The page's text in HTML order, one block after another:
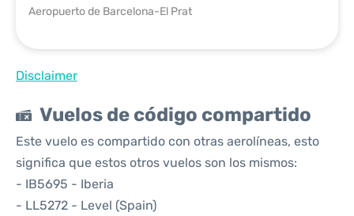
Aeropuerto de Barcelona-El Prat
Disclaimer
Vuelos de código compartido
Este vuelo es compartido con otras aerolíneas, esto
significa que estos otros vuelos son los mismos:
- IB5695 - Iberia
- LL5272 - Level (Spain)